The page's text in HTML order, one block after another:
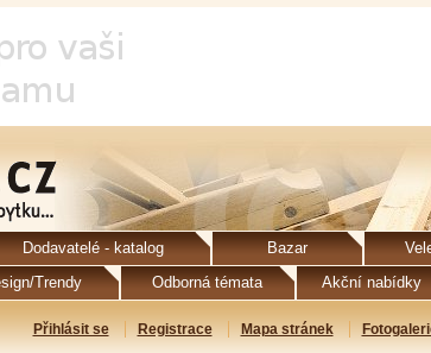
Dodavatelé - katalog Bazar
Trendy Odborná témata Akční nabídky
Přihlásit se Registrace Mapa stránek